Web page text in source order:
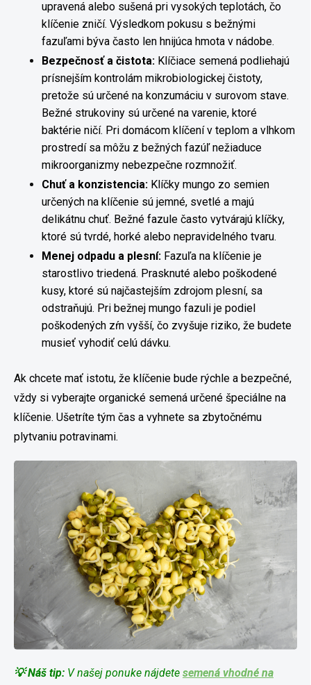
upravená alebo sušená pri vysokých teplotách, čo
klíčenie zničí. Výsledkom pokusu s bežnými
fazuľami býva často len hnijúca hmota v nádobe.
Bezpečnosť a čistota: Klíčiace semená podliehajú
prísnejším kontrolám mikrobiologickej čistoty,
pretože sú určené na konzumáciu v surovom stave.
Bežné strukoviny sú určené na varenie, ktoré
baktérie ničí. Pri domácom klíčení v teplom a vlhkom
prostredí sa môžu z bežných fazúľ nežiaduce
mikroorganizmy nebezpečne rozmnožiť.
Chuť a konzistencia: Klíčky mungo zo semien
určených na klíčenie sú jemné, svetlé a majú
delikátnu chuť. Bežné fazule často vytvárajú klíčky,
ktoré sú tvrdé, horké alebo nepravidelného tvaru.
Menej odpadu a plesní: Fazuľa na klíčenie je
starostlivo triedená. Prasknuté alebo poškodené
kusy, ktoré sú najčastejším zdrojom plesní, sa
odstraňujú. Pri bežnej mungo fazuli je podiel
poškodených zŕn vyšší, čo zvyšuje riziko, že budete
musieť vyhodiť celú dávku.
Ak chcete mať istotu, že klíčenie bude rýchle a bezpečné,
vždy si vyberajte organické semená určené špeciálne na
klíčenie. Ušetríte tým čas a vyhnete sa zbytočnému
plytvaniu potravinami.
💡 Náš tip: V našej ponuke nájdete semená vhodné na